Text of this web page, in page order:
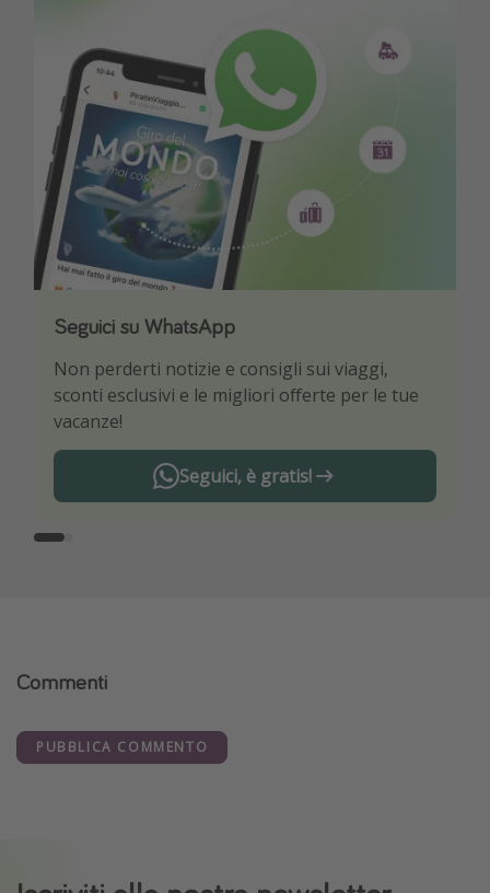
Seguici su WhatsApp
Non perderti notizie e consigli sui viaggi,
sconti esclusivi e le migliori offerte per le tue
vacanze!
Seguici, è gratis!
Scarica la nostra App
Sii il primo a conoscere le migliori offerte di
viaggio
Commenti
PUBBLICA COMMENTO